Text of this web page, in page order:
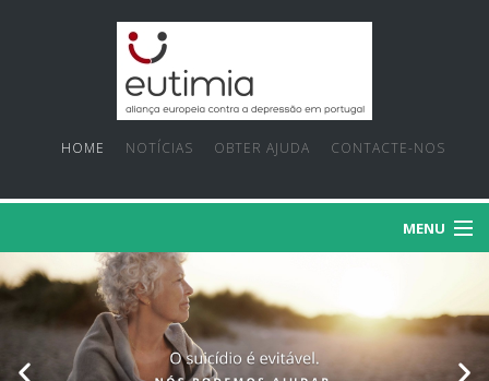
HOME NOTÍCIAS OBTER AJUDA CONTACTE-NOS
MENU
SOBRE NÓS
PRIORIDADES